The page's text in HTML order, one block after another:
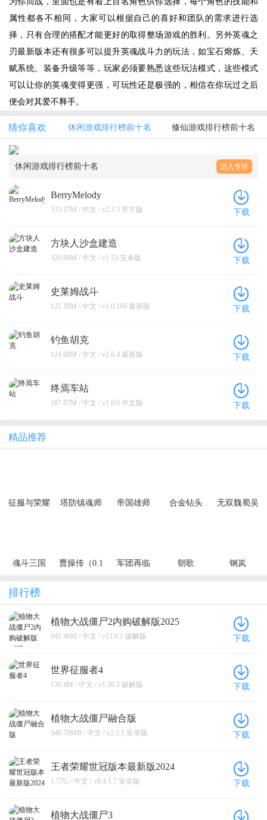
属性都各不相同，大家可以根据自己的喜好和团队的需求进行选
择，只有合理的搭配才能更好的取得整场游戏的胜利。另外英魂之
刃最新版本还有很多可以提升英魂战斗力的玩法，如宝石熔炼、天
赋系统、装备升级等等，玩家必须要熟悉这些玩法模式，这些模式
可以让你的英魂变得更强，可玩性还是极强的，相信在你玩过之后
便会对其爱不释手。
猜你喜欢 休闲游戏排行榜前十名 修仙游戏排行榜前十名
休闲游戏排行榜前十名 进入专区
BerryMelody
533.27M / 中文 / v2.3.3 官方版 下载
方块人沙盒建造
320.86M / 中文 / v1.53 安卓版 下载
史莱姆战斗
121.18M / 中文 / v1.0.169 最新版 下载
钓鱼胡克
124.68M / 中文 / v2.6.4 最新版 下载
终焉车站
187.87M / 中文 / v1.0.0 中文版 下载
精品推荐
征服与荣耀
塔防镇魂师
帝国雄师
合金钻头
无双魏蜀吴
魂斗三国
突围）
曹操传（0.1
军团再临
朝歌 钢岚
排行榜
植物大战僵尸2内购破解版2025
941.46M / 中文 / v12.6.1 破解版 下载
世界征服者4
136.4M / 中文 / v1.16.2 破解版 下载
植物大战僵尸融合版
340.70MB / 中文 / v2.5.1 安卓版 下载
王者荣耀世冠版本最新版2024
1.77G / 中文 / v9.4.1.7 安卓版 下载
植物大战僵尸3